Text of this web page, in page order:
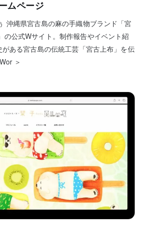
ムページ
沖縄県宮古島の麻の手織物ブランド「宮
の公式Wサイト。制作報告やイベント紹
ある宮古島の伝統工芸「宮古上布」を伝
＞